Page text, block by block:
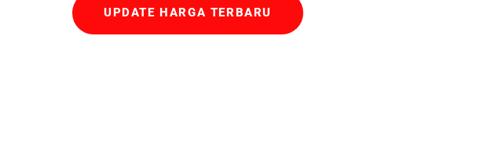
UPDATE HARGA TERBARU